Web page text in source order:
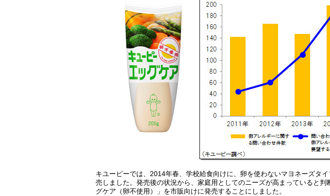
キユーピーでは、2014年春、学校給食向けに、卵を使わないマヨネーズタ
売しました。発売後の状況から、家庭用としてのニーズが高まっていると判
グケア（卵不使用）」を市販向けに発売することにしました。